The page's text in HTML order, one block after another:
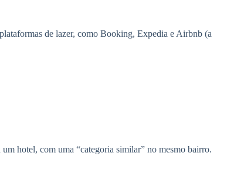
de lazer, como Booking, Expedia e Airbnb (a
hotel, com uma “categoria similar” no mesmo bairro.